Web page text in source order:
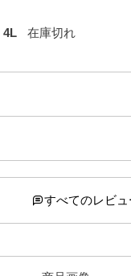
4L 在庫切れ
すべてのレビュ